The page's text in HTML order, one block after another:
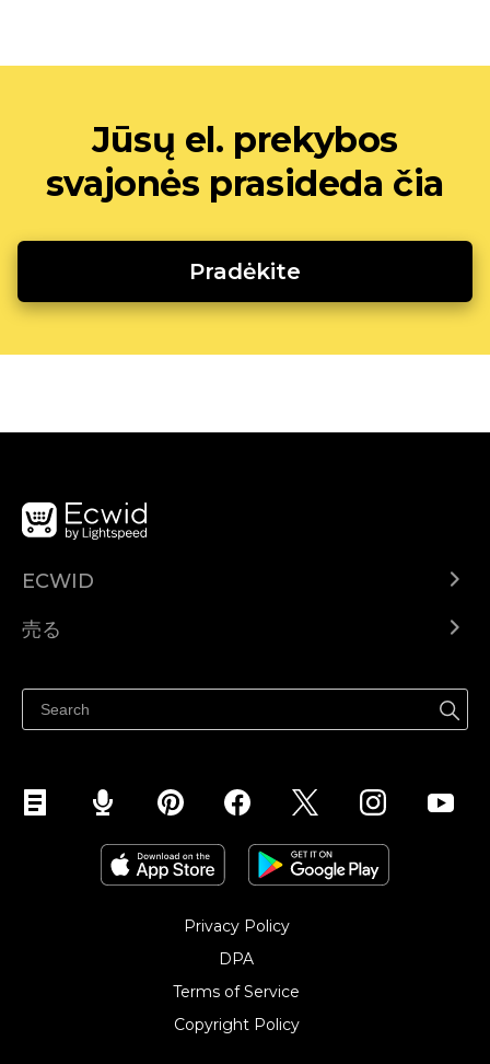
Jūsų el. prekybos
svajonės prasideda čia
Pradėkite
ECWID
ヘルプセンター
売る
Facebookで販売する
Instagramで販売する
Privacy Policy
DPA
Terms of Service
Copyright Policy‎